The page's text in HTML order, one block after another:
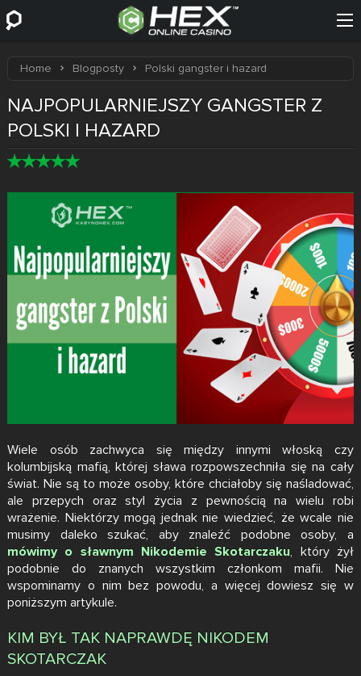
Home Blogposty Polski gangster i hazard
NAJPOPULARNIEJSZY GANGSTER Z
POLSKI I HAZARD
Wiele osób zachwyca się między innymi włoską czy
kolumbijską mafią, której sława rozpowszechniła się na cały
świat. Nie są to może osoby, które chciałoby się naśladować,
ale przepych oraz styl życia z pewnością na wielu robi
wrażenie. Niektórzy mogą jednak nie wiedzieć, że wcale nie
musimy daleko szukać, aby znaleźć podobne osoby, a
mówimy o sławnym Nikodemie Skotarczaku, który żył
podobnie do znanych wszystkim członkom mafii. Nie
wspominamy o nim bez powodu, a więcej dowiesz się w
poniższym artykule.
KIM BYŁ TAK NAPRAWDĘ NIKODEM
SKOTARCZAK